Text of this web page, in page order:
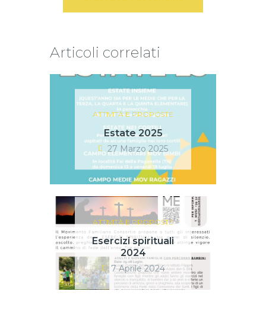
Articoli correlati
ATTIVITÀ E PROPOSTE
Estate 2025
27 Marzo 2025
ATTIVITÀ E PROPOSTE
Esercizi spirituali
2024
7 Aprile 2024